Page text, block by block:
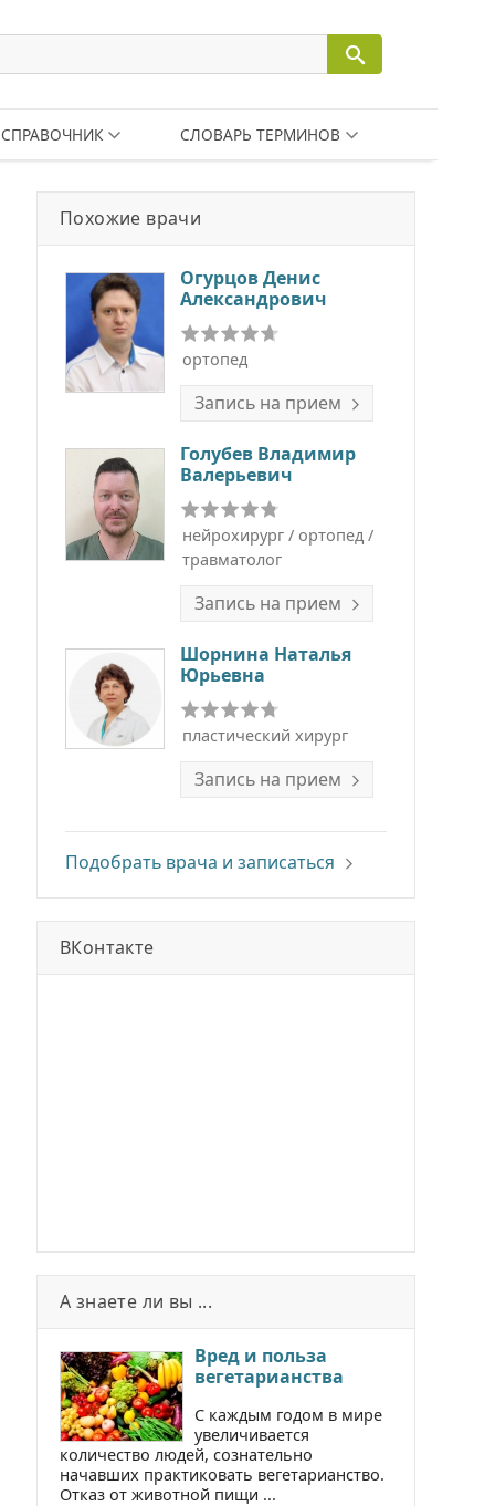
СПРАВОЧНИК СЛОВАРЬ ТЕРМИНОВ
Похожие врачи
Огурцов Денис
Александрович
ортопед
Запись на прием
Голубев Владимир
Валерьевич
нейрохирург / ортопед /
травматолог
Запись на прием
Шорнина Наталья
Юрьевна
пластический хирург
Запись на прием
Подобрать врача и записаться
ВКонтакте
А знаете ли вы ...
Вред и польза
вегетарианства
С каждым годом в мире
увеличивается
количество людей, сознательно
начавших практиковать вегетарианство.
Отказ от животной пищи ...